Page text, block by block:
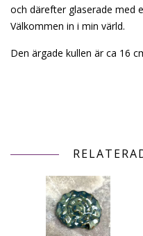
och därefter glaserade med
Välkommen in i min värld.
Den ärgade kullen är ca 16